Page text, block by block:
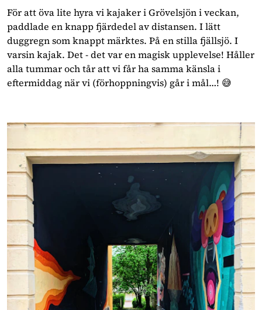
För att öva lite hyra vi kajaker i Grövelsjön i veckan,
paddlade en knapp fjärdedel av distansen. I lätt
duggregn som knappt märktes. På en stilla fjällsjö. I
varsin kajak. Det - det var en magisk upplevelse! Håller
alla tummar och tår att vi får ha samma känsla i
eftermiddag när vi (förhoppningvis) går i mål…! 😅